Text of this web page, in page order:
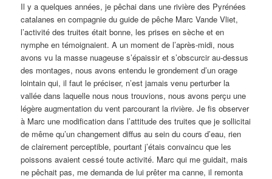
Il y a quelques années, je pêchai dans une rivière des Pyrénées
catalanes en compagnie du guide de pêche Marc Vande Vliet,
l’activité des truites était bonne, les prises en sèche et en
nymphe en témoignaient. A un moment de l’après-midi, nous
avons vu la masse nuageuse s’épaissir et s’obscurcir au-dessus
des montages, nous avons entendu le grondement d’un orage
lointain qui, il faut le préciser, n’est jamais venu perturber la
vallée dans laquelle nous nous trouvions, nous avons perçu une
légère augmentation du vent parcourant la rivière. Je fis observer
à Marc une modification dans l’attitude des truites que je sollicitai
de même qu’un changement diffus au sein du cours d’eau, rien
de clairement perceptible, pourtant j’étais convaincu que les
poissons avaient cessé toute activité. Marc qui me guidait, mais
ne pêchait pas, me demanda de lui prêter ma canne, il remonta